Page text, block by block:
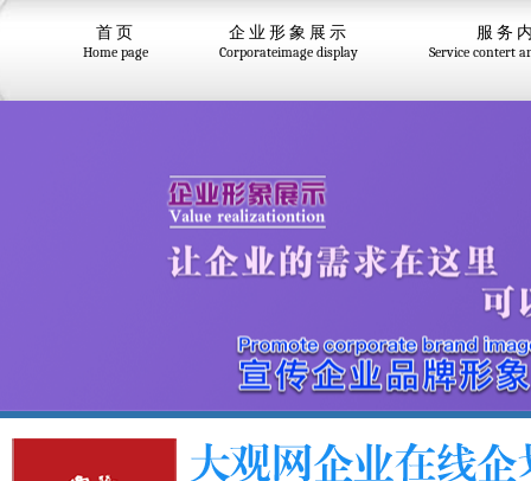
首页
Home page
企业形象展示
Corporateimage display
服务
Service contert